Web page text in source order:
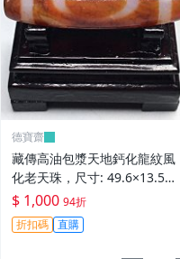
德寶齋
藏傳高油包漿天地鈣化龍紋風
化老天珠，尺寸: 49.6×13.5左
右，材質：瑪瑙， 天珠 瑪瑙
硃砂【德寶齋】406
$ 1,000 94折
折扣碼 直購